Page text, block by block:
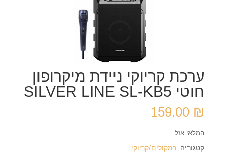
ערכת קריוקי ניידת מיקרופון
חוטי SILVER LINE SL-KB5
159.00 ₪
המלאי אזל
קטגוריה: רמקולים/קריוקי